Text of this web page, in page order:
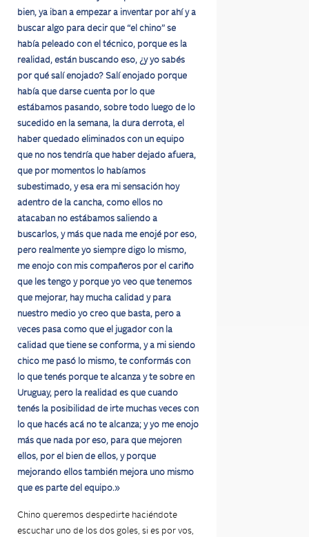
bien, ya iban a empezar a inventar por ahí y a
buscar algo para decir que “el chino” se
había peleado con el técnico, porque es la
realidad, están buscando eso, ¿y yo sabés
por qué salí enojado? Salí enojado porque
había que darse cuenta por lo que
estábamos pasando, sobre todo luego de lo
sucedido en la semana, la dura derrota, el
haber quedado eliminados con un equipo
que no nos tendría que haber dejado afuera,
que por momentos lo habíamos
subestimado, y esa era mi sensación hoy
adentro de la cancha, como ellos no
atacaban no estábamos saliendo a
buscarlos, y más que nada me enojé por eso,
pero realmente yo siempre digo lo mismo,
me enojo con mis compañeros por el cariño
que les tengo y porque yo veo que tenemos
que mejorar, hay mucha calidad y para
nuestro medio yo creo que basta, pero a
veces pasa como que el jugador con la
calidad que tiene se conforma, y a mi siendo
chico me pasó lo mismo, te conformás con
lo que tenés porque te alcanza y te sobre en
Uruguay, pero la realidad es que cuando
tenés la posibilidad de irte muchas veces con
lo que hacés acá no te alcanza; y yo me enojo
más que nada por eso, para que mejoren
ellos, por el bien de ellos, y porque
mejorando ellos también mejora uno mismo
que es parte del equipo.»
Chino queremos despedirte haciéndote
escuchar uno de los dos goles, si es por vos,